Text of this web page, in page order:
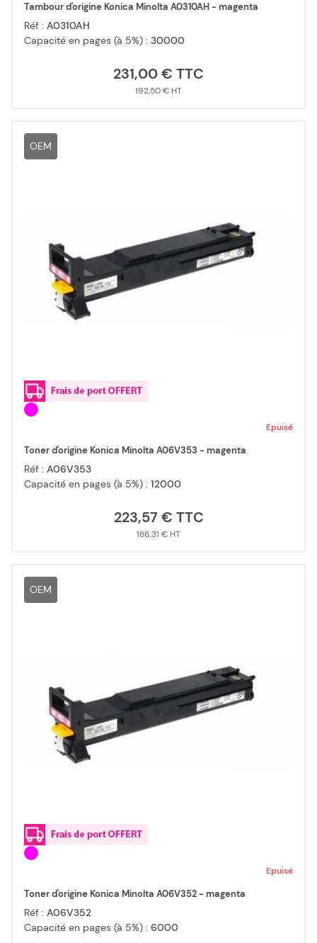
Tambour d'origine Konica Minolta A0310AH - magenta
Réf : A0310AH
Capacité en pages (à 5%) : 30000
231,00 €
192,50 €
OEM
Epuisé
Toner d'origine Konica Minolta A06V353 - magenta
Réf : A06V353
Capacité en pages (à 5%) : 12000
223,57 €
186,31 €
OEM
Epuisé
Toner d'origine Konica Minolta A06V352 - magenta
Réf : A06V352
Capacité en pages (à 5%) : 6000